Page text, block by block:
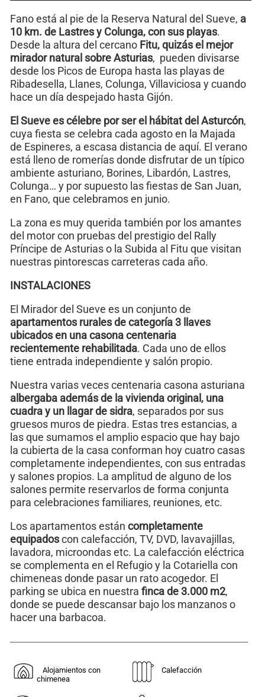
Fano está al pie de la Reserva Natural del Sueve, a
10 km. de Lastres y Colunga, con sus playas.
Desde la altura del cercano Fitu, quizás el mejor
mirador natural sobre Asturias, pueden divisarse
desde los Picos de Europa hasta las playas de
Ribadesella, Llanes, Colunga, Villaviciosa y cuando
hace un día despejado hasta Gijón.
El Sueve es célebre por ser el hábitat del Asturcón,
cuya fiesta se celebra cada agosto en la Majada
de Espineres, a escasa distancia de aquí. El verano
está lleno de romerías donde disfrutar de un típico
ambiente asturiano, Borines, Libardón, Lastres,
Colunga… y por supuesto las fiestas de San Juan,
en Fano, que celebramos en junio.
La zona es muy querida también por los amantes
del motor con pruebas del prestigio del Rally
Príncipe de Asturias o la Subida al Fitu que visitan
nuestras pintorescas carreteras cada año.
INSTALACIONES
El Mirador del Sueve es un conjunto de
apartamentos rurales de categoría 3 llaves
ubicados en una casona centenaria
recientemente rehabilitada. Cada uno de ellos
tiene entrada independiente y salón propio.
Nuestra varias veces centenaria casona asturiana
albergaba además de la vivienda original, una
cuadra y un llagar de sidra, separados por sus
gruesos muros de piedra. Estas tres estancias, a
las que sumamos el amplio espacio que hay bajo
la cubierta de la casa conforman hoy cuatro casas
completamente independientes, con sus entradas
y salones propios. La amplitud de alguno de los
salones permite reservarlos de forma conjunta
para celebraciones familiares, reuniones, etc.
Los apartamentos están completamente
equipadoscon calefacción, TV, DVD, lavavajillas,
lavadora, microondas etc. La calefacción eléctrica
se complementa en el Refugio y la Cotariella con
chimeneas donde pasar un rato acogedor. El
parking se ubica en nuestra finca de 3.000 m2,
donde se puede descansar bajo los manzanos o
hacer una barbacoa.
Alojamientos con
chimenea
Calefacción